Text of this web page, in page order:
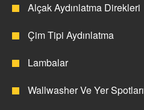
Alçak Aydınlatma Direkleri
Çim Tipi Aydınlatma
Lambalar
Wallwasher Ve Yer Spotları